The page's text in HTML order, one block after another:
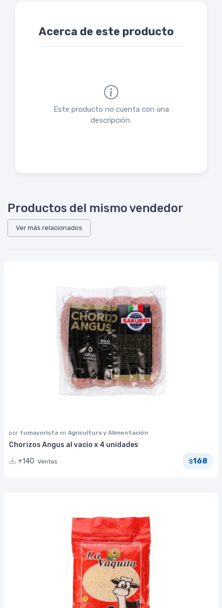
Acerca de este producto
Este producto no cuenta con una
descripción.
Productos del mismo vendedor
Ver más relacionados
por tumayorista en Agricultura y Alimentación
Chorizos Angus al vacio x 4 unidades
+140 Ventas $168